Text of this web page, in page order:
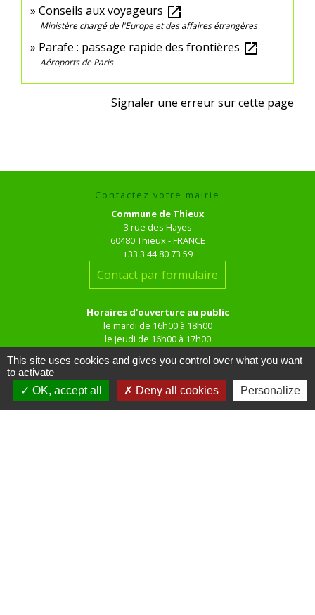
Conseils aux voyageurs open_in_new
Ministère chargé de l'Europe et des affaires étrangères
Parafe : passage rapide des frontières open_in_new
Aéroports de Paris
Signaler une erreur sur cette page
Contactez votre mairie
Commune de Thieux
3 rue des Hayes
60480 Thieux - FRANCE
+33 3 44 80 73 59
Contact par formulaire
Horaires d'ouverture au public
le mardi de 16h00 à 18h00
le jeudi de 16h00 à 17h00
This site uses cookies and gives you control over what you want
to activate
OK, accept all
Deny all cookies Personalize